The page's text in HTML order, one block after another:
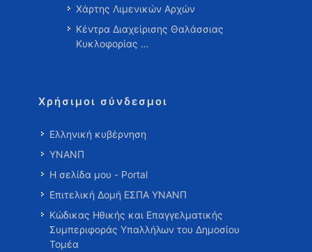
Χάρτης Λιμενικών Αρχών
Κέντρα Διαχείρισης Θαλάσσιας
Κυκλοφορίας …
Χρήσιμοι σύνδεσμοι
Ελληνική κυβέρνηση
ΥΝΑΝΠ
Η σελίδα μου - Portal
Επιτελική Δομή ΕΣΠΑ ΥΝΑΝΠ
Κώδικας Ηθικής και Επαγγελματικής
Συμπεριφοράς Υπαλλήλων του Δημοσίου
Τομέα